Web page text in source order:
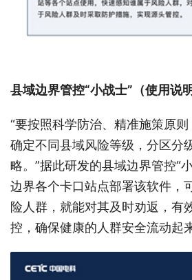
县域边界管控“小战士”（使用说明
“要按照科学防治、精准施策原则
确定不同县域风险等级，分区分
略。”据此研发的县域边界管控“
边界各个卡口站点部署该软件，
险人群，就能对其及时劝返，有
控，确保健康的人群安全流动起来